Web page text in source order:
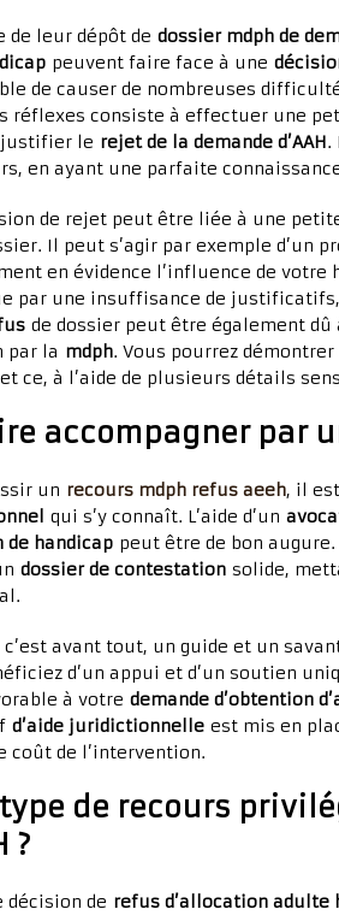
de leur dépôt de dossier mdph de
peuvent faire face à une
de causer de nombreuses
réflexes consiste à effectuer une
le rejet de la demande d’AAH.
en ayant une parfaite
de rejet peut être liée à une
Il peut s’agir par exemple d’un
en évidence l’influence de
par une insuffisance de
de dossier peut être également
par la mdph. Vous pourrez
ce, à l’aide de plusieurs détails
accompagner par
un recours mdph refus aeeh, il
qui s’y connaît. L’aide d’un
handicap peut être de bon
dossier de contestation solide,
c’est avant tout, un guide et un
d’un appui et d’un soutien
à votre demande d’obtention
d’aide juridictionnelle est mis en
coût de l’intervention.
de recours
?
décision de refus d’allocation adulte